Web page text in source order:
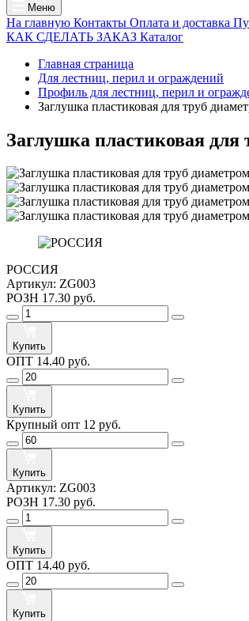
Меню
На главную Контакты Оплата и доставка
КАК СДЕЛАТЬ ЗАКАЗ Каталог
Главная страница
Для лестниц, перил и ограждений
Профиль для лестниц, перил и
Заглушка пластиковая для труб
Заглушка пластиковая
РОССИЯ
Артикул: ZG003
РОЗН 17.30 руб.
Купить
ОПТ 14.40 руб.
Купить
Крупный опт 12 руб.
Купить
Артикул: ZG003
РОЗН 17.30 руб.
Купить
ОПТ 14.40 руб.
Купить